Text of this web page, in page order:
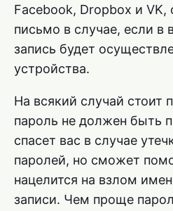
Facebook, Dropbox и VK,
письмо в случае, если в
запись будет
устройства.
На всякий случай стоит
пароль не должен быть
спасет вас в случае
паролей, но сможет
нацелится на взлом
записи. Чем проще